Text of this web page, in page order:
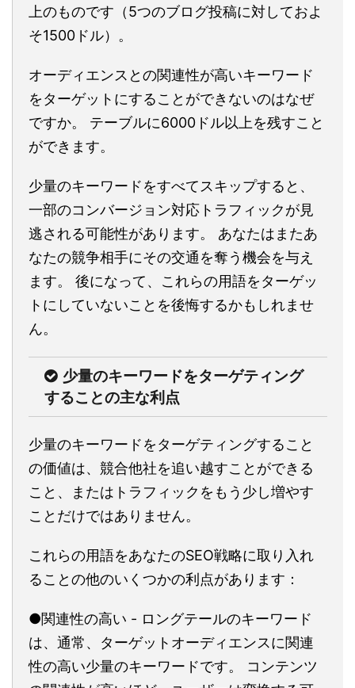
上のものです（5つのブログ投稿に対しておよ
そ1500ドル）。
オーディエンスとの関連性が高いキーワード
をターゲットにすることができないのはなぜ
ですか。 テーブルに6000ドル以上を残すこと
ができます。
少量のキーワードをすべてスキップすると、
一部のコンバージョン対応トラフィックが見
逃される可能性があります。 あなたはまたあ
なたの競争相手にその交通を奪う機会を与え
ます。 後になって、これらの用語をターゲッ
トにしていないことを後悔するかもしれませ
ん。
少量のキーワードをターゲティング
することの主な利点
少量のキーワードをターゲティングすること
の価値は、競合他社を追い越すことができる
こと、またはトラフィックをもう少し増やす
ことだけではありません。
これらの用語をあなたのSEO戦略に取り入れ
ることの他のいくつかの利点があります：
●関連性の高い - ロングテールのキーワード
は、通常、ターゲットオーディエンスに関連
性の高い少量のキーワードです。 コンテンツ